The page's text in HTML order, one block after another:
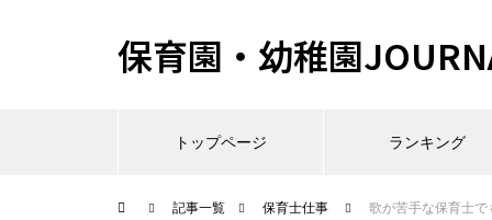
保育園・幼稚園
トップページ ランキング
記事一覧 保育士仕事 歌が苦手な保育士